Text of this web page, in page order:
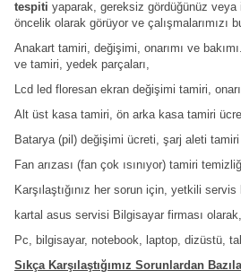
tespiti yaparak, gereksiz gördüğünüz
öncelik olarak görüyor ve çalışmalarımızı
Anakart tamiri, değişimi, onarımı ve
ve tamiri, yedek parçaları,
Lcd led floresan ekran değişimi tamiri,
Alt üst kasa tamiri, ön arka kasa tamiri
Batarya (pil) değişimi ücreti, şarj aleti
Fan arızası (fan çok ısınıyor) tamiri
Karşılaştığınız her sorun için, yetkili
kartal asus servisi Bilgisayar firması
Pc, bilgisayar, notebook, laptop, dizüstü,
Sıkça Karşılaştığımız Sorunlardan